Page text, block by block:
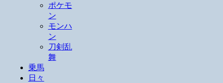
ポケモ
ン
モンハ
ン
刀剣乱
舞
乗馬
日々